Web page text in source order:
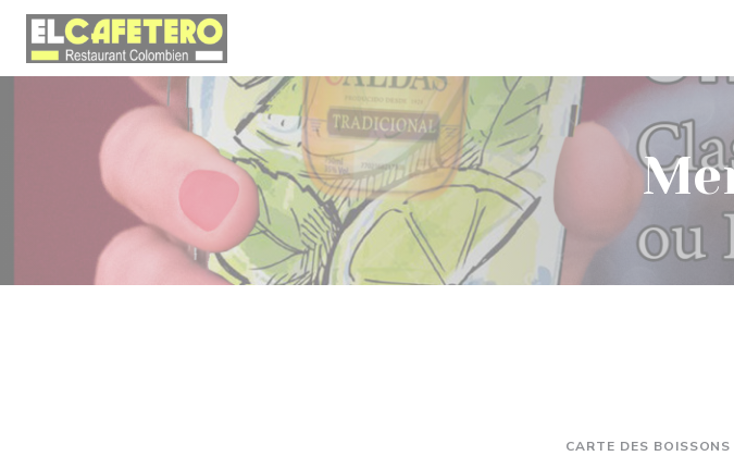
Personalizing your cookie choices
CARTE DES BOISSONS